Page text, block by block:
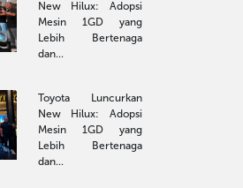
New Hilux: Adopsi
Mesin 1GD yang
Lebih Bertenaga
dan...
Toyota Luncurkan
New Hilux: Adopsi
Mesin 1GD yang
Lebih Bertenaga
dan...